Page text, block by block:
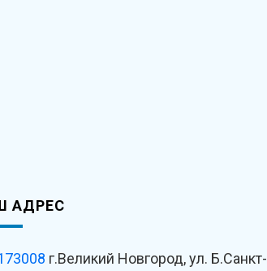
АДРЕС
г.Великий Новгород, ул. Б.Санкт-